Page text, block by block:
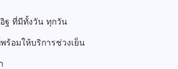
ฐ ที่มีทั้งวัน ทุกวัน
ร้อมให้บริการช่วงเย็น